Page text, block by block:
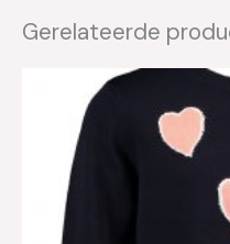
Gerelateerde
Oorspronkelijke
prijs
was:
€59.99.
Huidige
€30.00.